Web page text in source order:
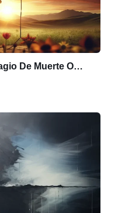
De Muerte O…